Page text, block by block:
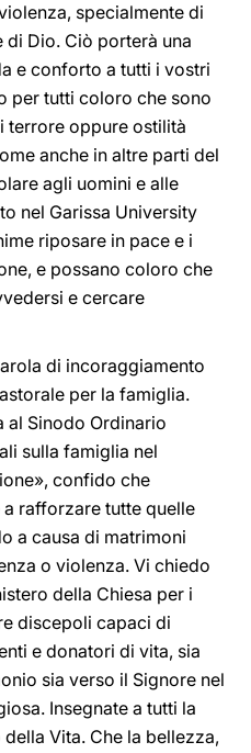
specialmente di
di Dio. Ciò porterà una
e conforto a tutti i vostri
per tutti coloro che sono
terrore oppure ostilità
anche in altre parti del
agli uomini e alle
nel Garissa University
riposare in pace e i
e possano coloro che
e cercare
di incoraggiamento
per la famiglia.
al Sinodo Ordinario
sulla famiglia nel
confido che
rafforzare tutte quelle
a causa di matrimoni
o violenza. Vi chiedo
della Chiesa per i
discepoli capaci di
e donatori di vita, sia
sia verso il Signore nel
Insegnate a tutti la
Vita. Che la bellezza,